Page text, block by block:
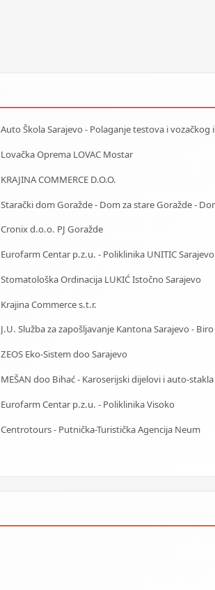
Lovačka Oprema LOVAC Mostar
KRAJINA COMMERCE D.O.O.
Cronix d.o.o. PJ Goražde
Eurofarm Centar p.z.u. - Poliklinika UNITIC Sarajevo
Stomatološka Ordinacija LUKIĆ Istočno Sarajevo
Krajina Commerce s.t.r.
ZEOS Eko-Sistem doo Sarajevo
MEŠAN doo Bihać - Karoserijski dijelovi i auto-stakla
Eurofarm Centar p.z.u. - Poliklinika Visoko
Centrotours - Putnička-Turistička Agencija Neum